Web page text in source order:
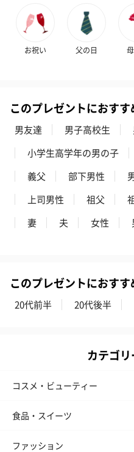
スイーツ
スイーツを同梱してお届けい
です。
ゼリーバウム カット
（レモン＆紅茶）（432
円）
麦わ
（バ
ハンドクリーム3本セッ
（1,100円）
お祝い 父の日
このプレゼントにおす
男友達 男子高校生
小学生高学年の男の子
義父
部下男性
上司男性
祖父
妻
夫 女性
このプレゼントにおす
20代前半 20代後半
カテゴ
コスメ・ビューティー
食品・スイーツ
ファッション